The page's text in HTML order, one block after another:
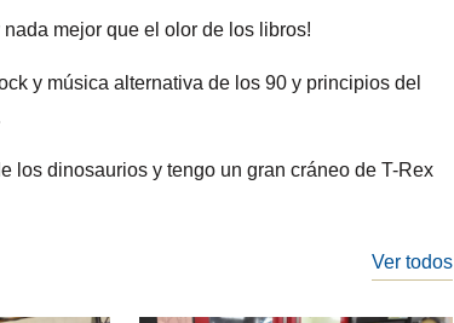
nada mejor que el olor de los libros!
y música alternativa de los 90 y principios del
los dinosaurios y tengo un gran cráneo de T-Rex
Ver todos